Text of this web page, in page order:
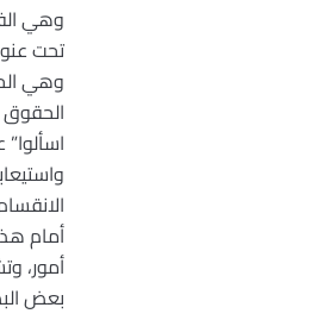
وهي
تحت
وهي
الحقوق
أمام
أمور،
بعض